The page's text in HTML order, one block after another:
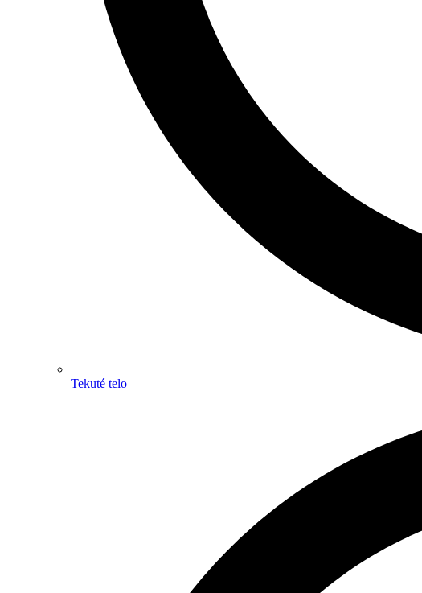
Tekuté telo